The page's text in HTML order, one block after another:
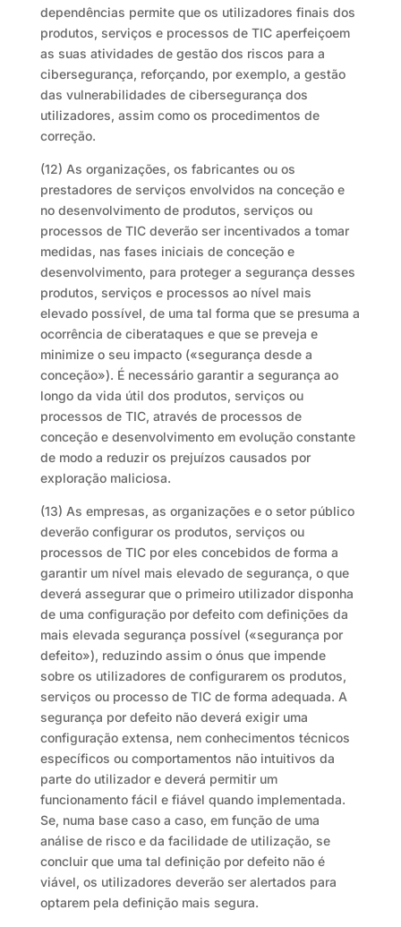
dependências permite que os utilizadores finais dos
produtos, serviços e processos de TIC aperfeiçoem
as suas atividades de gestão dos riscos para a
cibersegurança, reforçando, por exemplo, a gestão
das vulnerabilidades de cibersegurança dos
utilizadores, assim como os procedimentos de
correção.
(12) As organizações, os fabricantes ou os
prestadores de serviços envolvidos na conceção e
no desenvolvimento de produtos, serviços ou
processos de TIC deverão ser incentivados a tomar
medidas, nas fases iniciais de conceção e
desenvolvimento, para proteger a segurança desses
produtos, serviços e processos ao nível mais
elevado possível, de uma tal forma que se presuma a
ocorrência de ciberataques e que se preveja e
minimize o seu impacto («segurança desde a
conceção»). É necessário garantir a segurança ao
longo da vida útil dos produtos, serviços ou
processos de TIC, através de processos de
conceção e desenvolvimento em evolução constante
de modo a reduzir os prejuízos causados por
exploração maliciosa.
(13) As empresas, as organizações e o setor público
deverão configurar os produtos, serviços ou
processos de TIC por eles concebidos de forma a
garantir um nível mais elevado de segurança, o que
deverá assegurar que o primeiro utilizador disponha
de uma configuração por defeito com definições da
mais elevada segurança possível («segurança por
defeito»), reduzindo assim o ónus que impende
sobre os utilizadores de configurarem os produtos,
serviços ou processo de TIC de forma adequada. A
segurança por defeito não deverá exigir uma
configuração extensa, nem conhecimentos técnicos
específicos ou comportamentos não intuitivos da
parte do utilizador e deverá permitir um
funcionamento fácil e fiável quando implementada.
Se, numa base caso a caso, em função de uma
análise de risco e da facilidade de utilização, se
concluir que uma tal definição por defeito não é
viável, os utilizadores deverão ser alertados para
optarem pela definição mais segura.